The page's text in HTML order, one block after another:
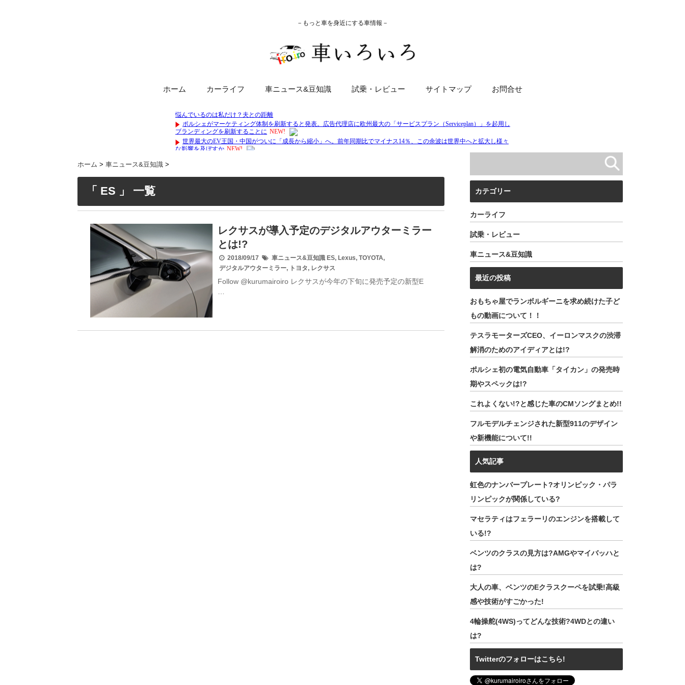
－もっと車を身近にする車情報－
ホーム カーライフ 車ニュース&豆知識 試乗・レビュー サイトマップ お問合せ
ホーム > 車ニュース&豆知識 >
「 ES 」 一覧
レクサスが導入予定のデジタルアウターミラー
とは!?
2018/09/17 車ニュース&豆知識 ES, Lexus, TOYOTA,
デジタルアウターミラー, トヨタ, レクサス
Follow @kurumairoiro レクサスが今年の下旬に発売予定の新型E
カテゴリー
カーライフ
試乗・レビュー
車ニュース&豆知識
最近の投稿
おもちゃ屋でランボルギーニを求め続けた子ど
もの動画について！！
テスラモーターズCEO、イーロンマスクの渋滞
解消のためのアイディアとは!?
ポルシェ初の電気自動車「タイカン」の発売時
期やスペックは!?
これよくない!?と感じた車のCMソングまとめ!!
フルモデルチェンジされた新型911のデザイン
や新機能について!!
人気記事
虹色のナンバープレート?オリンピック・パラ
リンピックが関係している?
マセラティはフェラーリのエンジンを搭載して
いる!?
ベンツのクラスの見方は?AMGやマイバッハと
は?
大人の車、ベンツのEクラスクーペを試乗!高級
感や技術がすごかった!
4輪操舵(4WS)ってどんな技術?4WDとの違い
は?
Twitterのフォローはこちら!